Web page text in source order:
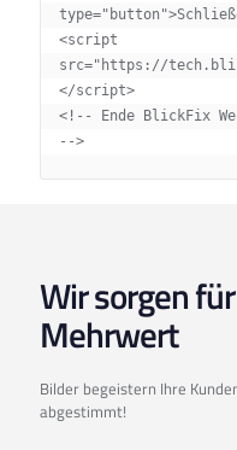
<script
src="https://
</script>
<!-- Ende BlickFix
-->
Wir sorgen
Mehrwert
Bilder begeistern Ihre
abgestimmt!